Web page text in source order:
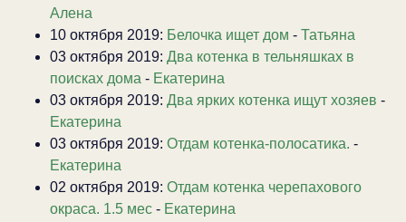
Алена
10 октября 2019: Белочка ищет дом - Татьяна
03 октября 2019: Два котенка в тельняшках в
поисках дома - Екатерина
03 октября 2019: Два ярких котенка ищут хозяев -
Екатерина
03 октября 2019: Отдам котенка-полосатика. -
Екатерина
02 октября 2019: Отдам котенка черепахового
окраса. 1.5 мес - Екатерина